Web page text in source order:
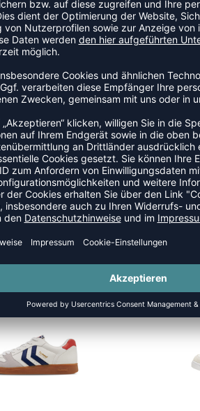
Ein klassischer Sneaker
von der Sohle bis zum
-13%